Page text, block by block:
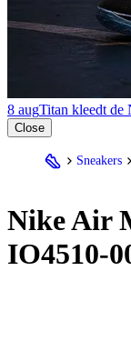
8 augTitan kleedt de
Close
Sneakers
NikeAir
IO4510-